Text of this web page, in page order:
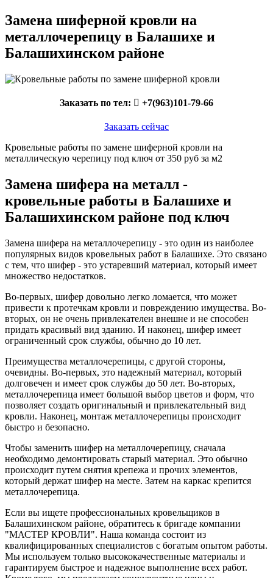
Замена шиферной кровли на
металлочерепицу в Балашихе и
Балашихинском районе
Заказать по тел: +7(963)101-79-66
Заказать сейчас
Кровельные работы по замене шиферной кровли на
металлическую черепицу под ключ от 350 руб за м2
Замена шифера на металл -
кровельные работы в Балашихе и
Балашихинском районе под ключ
Замена шифера на металлочерепицу - это один из наиболее
популярных видов кровельных работ в Балашихе. Это связано
с тем, что шифер - это устаревший материал, который имеет
множество недостатков.
Во-первых, шифер довольно легко ломается, что может
привести к протечкам кровли и повреждению имущества. Во-
вторых, он не очень привлекателен внешне и не способен
придать красивый вид зданию. И наконец, шифер имеет
ограниченный срок службы, обычно до 10 лет.
Преимущества металлочерепицы, с другой стороны,
очевидны. Во-первых, это надежный материал, который
долговечен и имеет срок службы до 50 лет. Во-вторых,
металлочерепица имеет большой выбор цветов и форм, что
позволяет создать оригинальный и привлекательный вид
кровли. Наконец, монтаж металлочерепицы происходит
быстро и безопасно.
Чтобы заменить шифер на металлочерепицу, сначала
необходимо демонтировать старый материал. Это обычно
происходит путем снятия крепежа и прочих элементов,
который держат шифер на месте. Затем на каркас крепится
металлочерепица.
Если вы ищете профессиональных кровельщиков в
Балашихинском районе, обратитесь к бригаде компании
"МАСТЕР КРОВЛИ". Наша команда состоит из
квалифицированных специалистов с богатым опытом работы.
Мы используем только высококачественные материалы и
гарантируем быстрое и надежное выполнение всех работ.